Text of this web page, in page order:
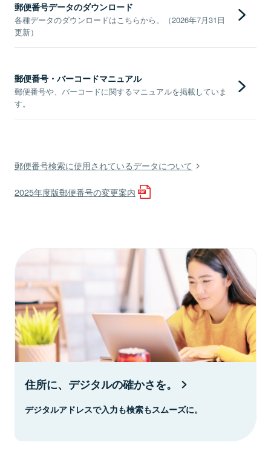
郵便番号データのダウンロード
各種データのダウンロードはこちらから。（2026年7月31日
更新）
郵便番号・バーコードマニュアル
郵便番号や、バーコードに関するマニュアルを掲載していま
す。
郵便番号検索に使用されているデータについて
2025年度版郵便番号の変更案内
住所に、デジタルの確かさを。
デジタルアドレスで入力も検索もスムーズに。